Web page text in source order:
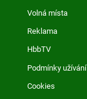
Volná místa
Reklama
HbbTV
Podmínky užívání
Cookies